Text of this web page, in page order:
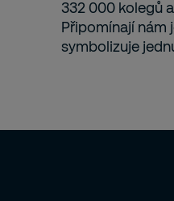
332 000 kolegů
Připomínají nám
symbolizuje